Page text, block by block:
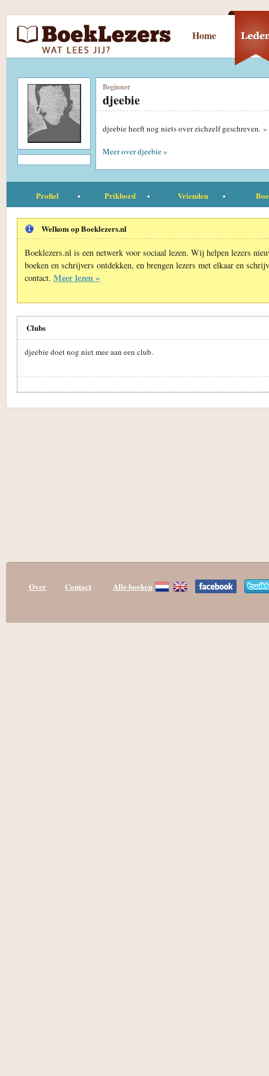
Home
Beginner
djeebie
djeebie heeft nog niets over zichzelf geschreven. »
Meer over djeebie »
Profiel Prikbord Vrienden
Welkom op Boeklezers.nl
Boeklezers.nl is een netwerk voor sociaal lezen. Wij helpen lezers
boeken en schrijvers ontdekken, en brengen lezers met elkaar en
contact. Meer lezen »
Clubs
djeebie doet nog niet mee aan een club.
Over Contact Alle boeken